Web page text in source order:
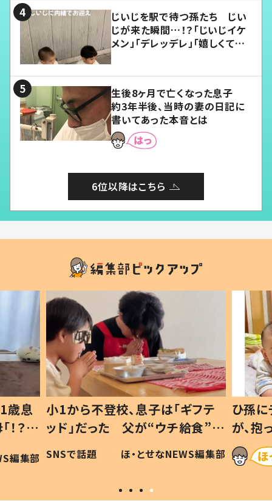
じいじを駅で待つ孫たち じい
じが来た瞬間…！？「じいじイケ
メン」「デレッデレ」「嬉しくて可
生後8ヶ月で亡くなった息子
約3年半後、当時の妻の日記に
書いてあった本音とは
6位以降はこちら
歳息
？」
編集部
小1から不登校、息子は「ギフテ
ッド」だった 父が“ウチ給食”を
作り続ける理由とは #令和の親
#令和の子
SNSで話題 ほ・とせなNEWS編集部
ひ孫
が、
「涙が
い」